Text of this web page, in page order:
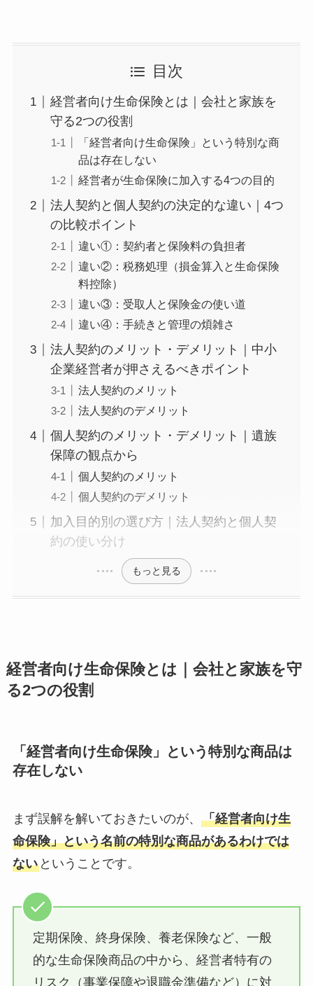
目次
経営者向け生命保険とは｜会社と家族を
守る2つの役割
「経営者向け生命保険」という特別な商
品は存在しない
経営者が生命保険に加入する4つの目的
法人契約と個人契約の決定的な違い｜4つ
の比較ポイント
違い①：契約者と保険料の負担者
違い②：税務処理（損金算入と生命保険
料控除）
違い③：受取人と保険金の使い道
違い④：手続きと管理の煩雑さ
法人契約のメリット・デメリット｜中小
企業経営者が押さえるべきポイント
法人契約のメリット
法人契約のデメリット
個人契約のメリット・デメリット｜遺族
保障の観点から
個人契約のメリット
個人契約のデメリット
加入目的別の選び方｜法人契約と個人契
約の使い分け
もっと見る
経営者向け生命保険とは｜会社と家族を守
る2つの役割
「経営者向け生命保険」という特別な商品は
存在しない
まず誤解を解いておきたいのが、 「経営者向け生
命保険」という名前の特別な商品があるわけでは
ないということです。
定期保険、終身保険、養老保険など、一般
的な生命保険商品の中から、経営者特有の
リスク（事業保障や退職金準備など）に対